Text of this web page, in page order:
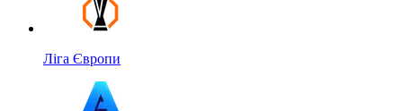
Ліга Європи